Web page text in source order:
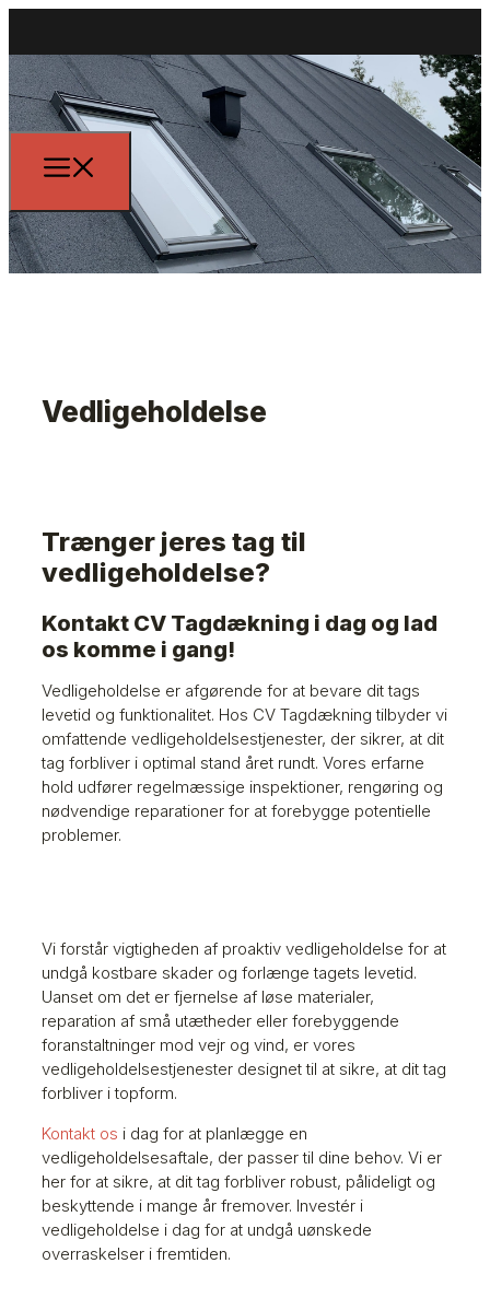
Vedligeholdelse
Trænger jeres tag til
vedligeholdelse?
Kontakt CV Tagdækning i dag og lad
os komme i gang!
Vedligeholdelse er afgørende for at bevare dit tags
levetid og funktionalitet. Hos CV Tagdækning tilbyder vi
omfattende vedligeholdelsestjenester, der sikrer, at dit
tag forbliver i optimal stand året rundt. Vores erfarne
hold udfører regelmæssige inspektioner, rengøring og
nødvendige reparationer for at forebygge potentielle
problemer.
Vi forstår vigtigheden af proaktiv vedligeholdelse for at
undgå kostbare skader og forlænge tagets levetid.
Uanset om det er fjernelse af løse materialer,
reparation af små utætheder eller forebyggende
foranstaltninger mod vejr og vind, er vores
vedligeholdelsestjenester designet til at sikre, at dit tag
forbliver i topform.
Kontakt os i dag for at planlægge en
vedligeholdelsesaftale, der passer til dine behov. Vi er
her for at sikre, at dit tag forbliver robust, pålideligt og
beskyttende i mange år fremover. Investér i
vedligeholdelse i dag for at undgå uønskede
overraskelser i fremtiden.